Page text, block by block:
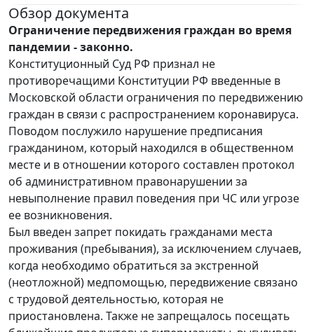
Обзор документа
Ограничение передвижения граждан во время
пандемии - законно.
Конституционный Суд РФ признал не
противоречащими Конституции РФ введенные в
Московской области ограничения по передвижению
граждан в связи с распространением коронавируса.
Поводом послужило нарушение предписания
гражданином, который находился в общественном
месте и в отношении которого составлен протокол
об административном правонарушении за
невыполнение правил поведения при ЧС или угрозе
ее возникновения.
Был введен запрет покидать гражданами места
проживания (пребывания), за исключением случаев,
когда необходимо обратиться за экстренной
(неотложной) медпомощью, передвижение связано
с трудовой деятельностью, которая не
приостановлена. Также не запрещалось посещать